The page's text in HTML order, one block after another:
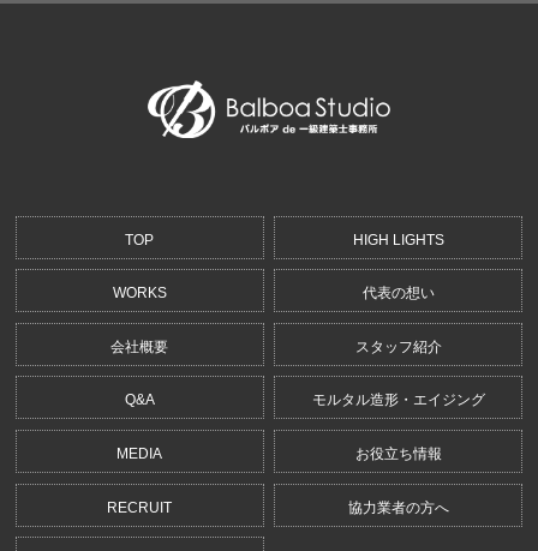
TOP HIGH LIGHTS
WORKS 代表の想い
会社概要 スタッフ紹介
Q&A モルタル造形・エイジング
MEDIA お役立ち情報
RECRUIT 協力業者の方へ